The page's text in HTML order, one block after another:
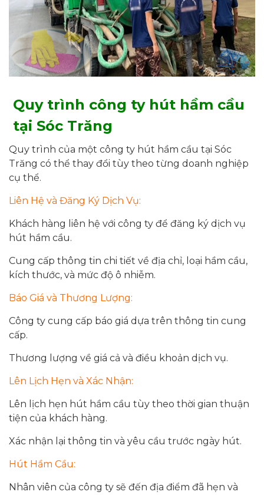
Quy trình công ty hút hầm cầu
tại Sóc Trăng
Quy trình của một công ty hút hầm cầu tại Sóc
Trăng có thể thay đổi tùy theo từng doanh nghiệp
cụ thể.
Liên Hệ và Đăng Ký Dịch Vụ:
Khách hàng liên hệ với công ty để đăng ký dịch vụ
hút hầm cầu.
Cung cấp thông tin chi tiết về địa chỉ, loại hầm cầu,
kích thước, và mức độ ô nhiễm.
Báo Giá và Thương Lượng:
Công ty cung cấp báo giá dựa trên thông tin cung
cấp.
Thương lượng về giá cả và điều khoản dịch vụ.
Lên Lịch Hẹn và Xác Nhận:
Lên lịch hẹn hút hầm cầu tùy theo thời gian thuận
tiện của khách hàng.
Xác nhận lại thông tin và yêu cầu trước ngày hút.
Hút Hầm Cầu:
Nhân viên của công ty sẽ đến địa điểm đã hẹn và